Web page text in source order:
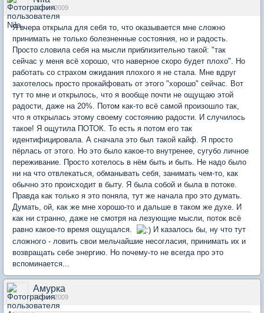
14 ноя 2009
Я вчера открыла для себя то, что оказывается мне сложно
принимать не только болезненные состояния, но и радость.
Просто словила себя на мысли приблизительно такой: "так
сейчас у меня всё хорошо, что наверное скоро будет плохо". Но
работать со страхом ожидания плохого я не стала. Мне вдруг
захотелось просто прокайфовать от этого "хорошо" сейчас. Вот
тут то мне и открылось, что я вообще почти не ощущаю этой
радости, даже на 20%. Потом как-то всё самой произошло так,
что я открылась этому своему состоянию радости. И случилось
такое! Я ощутила ПОТОК. То есть я потом его так
идентифицировала. А сначала это был такой кайф. Я просто
пёрлась от этого. Но это было какое-то внутренее, сугубо личное
переживание. Просто хотелось в нём быть и быть. Не надо было
ни на что отвлекаться, обманывать себя, занимать чем-то, как
обычно это происходит в быту. Я была собой и была в потоке.
Правда как только я это поняла, тут же начала про это думать.
Думать, ой, как же мне хорошо-то и дальше в таком же духе. И
как ни странно, даже не смотря на лезующие мысли, поток всё
равно какое-то время ощущался.
И казалось бы, ну что тут
сложного - ловить свои мельчайшие несогласия, принимать их и
возвращать себе энергию. Но почему-то не всегда про это
вспоминается...
Амурка
16 ноя 2009